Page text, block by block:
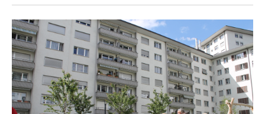
Vermittler, Vermittlungsstelle, Schlichtungsstelle,
Vermittlung, Schlichtung, Mediation
Umgang mit Beschwerden (Volksschulen)
Beschwerde Strassenverkehrsamt
Beschwerdestelle Spitäler
Rassismus
Diskriminierung, Fremdenfeindlichkeit,
Gleichberechtigung